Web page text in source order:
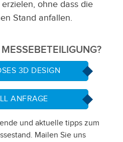
ohne dass die
Stand anfallen.
3D DESIGN
ANFRAGE
und aktuelle tipps zum
Mailen Sie uns